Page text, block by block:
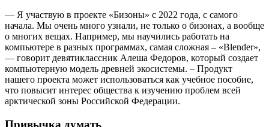
— Я участвую в проекте «Бизоны» с 2022 года, с самого
начала. Мы очень много узнали, не только о бизонах, а вообще
о многих вещах. Например, мы научились работать на
компьютере в разных программах, самая сложная – «Blender»,
— говорит девятиклассник Алеша Федоров, который создает
компьютерную модель древней экосистемы. – Продукт
нашего проекта может использоваться как учебное пособие,
что повысит интерес общества к изучению проблем всей
арктической зоны Российской Федерации.
Привычка думать